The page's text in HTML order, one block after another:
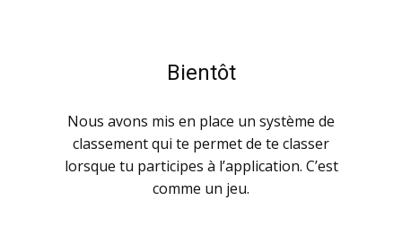
Bientôt
Nous avons mis en place un système de
classement qui te permet de te classer
lorsque tu participes à l’application. C’est
comme un jeu.